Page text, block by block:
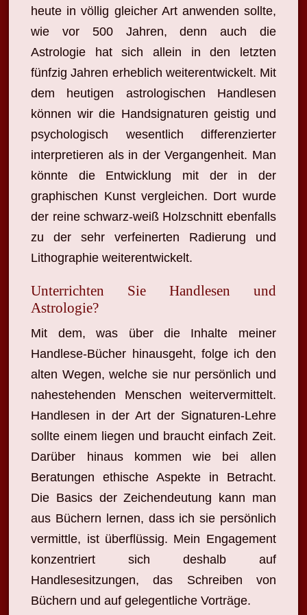
heute in völlig gleicher Art anwenden sollte,
wie vor 500 Jahren, denn auch die
Astrologie hat sich allein in den letzten
fünfzig Jahren erheblich weiterentwickelt. Mit
dem heutigen astrologischen Handlesen
können wir die Handsignaturen geistig und
psychologisch wesentlich differenzierter
interpretieren als in der Vergangenheit. Man
könnte die Entwicklung mit der in der
graphischen Kunst vergleichen. Dort wurde
der reine schwarz-weiß Holzschnitt ebenfalls
zu der sehr verfeinerten Radierung und
Lithographie weiterentwickelt.
Unterrichten Sie Handlesen und
Astrologie?
Mit dem, was über die Inhalte meiner
Handlese-Bücher hinausgeht, folge ich den
alten Wegen, welche sie nur persönlich und
nahestehenden Menschen weitervermittelt.
Handlesen in der Art der Signaturen-Lehre
sollte einem liegen und braucht einfach Zeit.
Darüber hinaus kommen wie bei allen
Beratungen ethische Aspekte in Betracht.
Die Basics der Zeichendeutung kann man
aus Büchern lernen, dass ich sie persönlich
vermittle, ist überflüssig. Mein Engagement
konzentriert sich deshalb auf
Handlesesitzungen, das Schreiben von
Büchern und auf gelegentliche Vorträge.